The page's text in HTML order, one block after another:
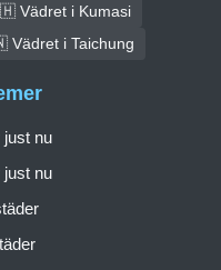
Vädret i Kumasi
i Taichung
just nu
just nu